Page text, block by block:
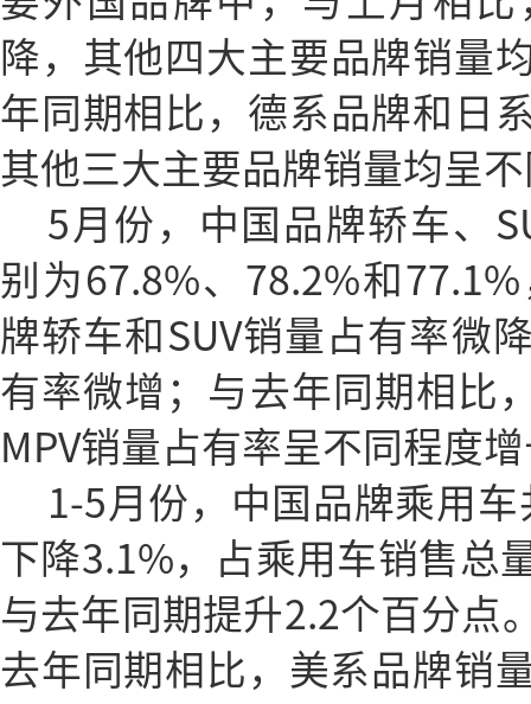
降，其他四大主要品牌销量
年同期相比，德系品牌和日
其他三大主要品牌销量均呈
5月份，中国品牌轿车、
别为67.8%、78.2%和
牌轿车和SUV销量占有率微
有率微增；与去年同期相比
MPV销量占有率呈不同程度
1-5月份，中国品牌乘用
下降3.1%，占乘用车销售总
与去年同期提升2.2个百分点
去年同期相比，美系品牌销